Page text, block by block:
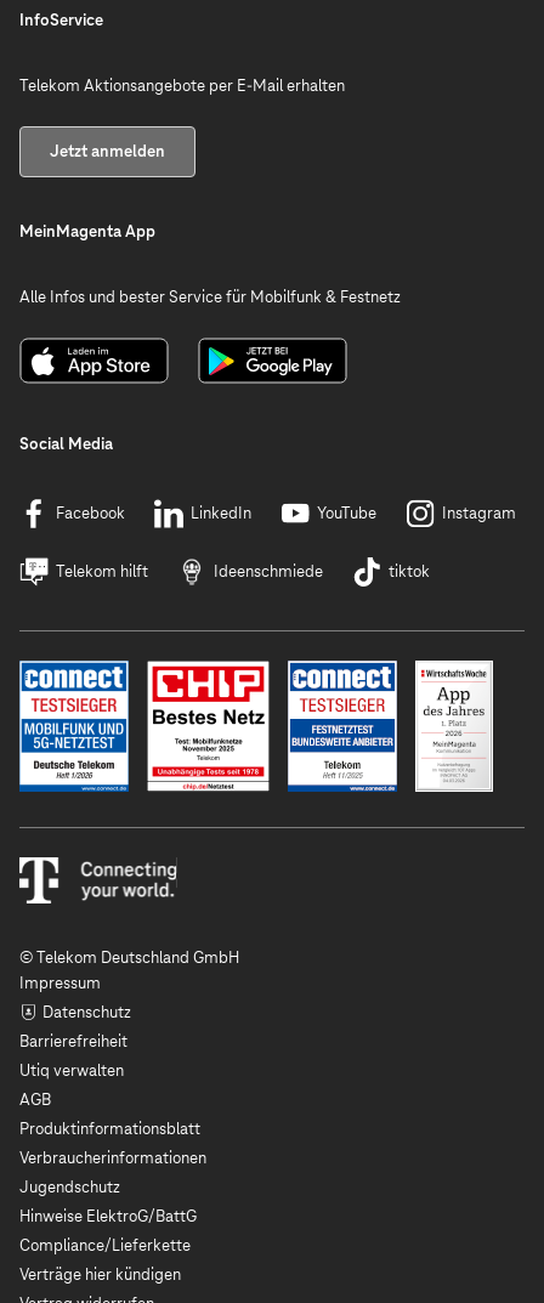
InfoService
Telekom Aktionsangebote per E-Mail erhalten
Jetzt anmelden
MeinMagenta App
Alle Infos und bester Service für Mobilfunk & Festnetz
Social Media
Facebook LinkedIn YouTube Instagram
Telekom hilft Ideenschmiede tiktok
© Telekom Deutschland GmbH
Impressum
Datenschutz
Barrierefreiheit
Utiq verwalten
AGB
Produktinformationsblatt
Verbraucherinformationen
Jugendschutz
Hinweise ElektroG/BattG
Compliance/Lieferkette
Verträge hier kündigen